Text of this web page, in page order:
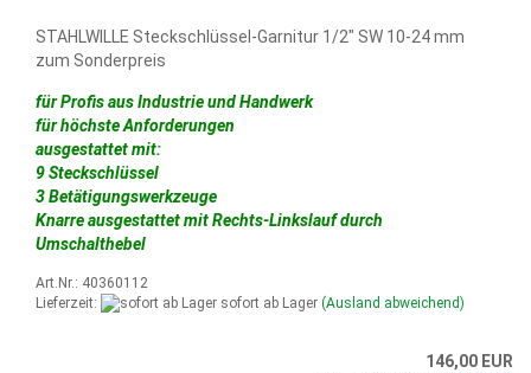
STAHLWILLE Steckschlüssel-Garnitur 1/2" SW 10-24 mm
zum Sonderpreis
für Profis aus Industrie und Handwerk
für höchste Anforderungen
ausgestattet mit:
9 Steckschlüssel
3 Betätigungswerkzeuge
Knarre ausgestattet mit Rechts-Linkslauf durch
Umschalthebel
Art.Nr.: 40360112
Lieferzeit:
sofort ab Lager (Ausland abweichend)
146,00 EUR